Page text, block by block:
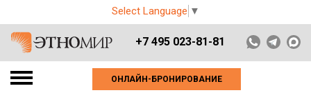
Select Language ▼
+7 495 023-81-81
ОНЛАЙН-БРОНИРОВАНИЕ